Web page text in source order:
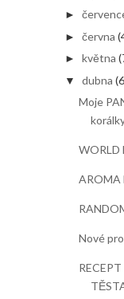
►
► června
► května
▼ dubna
Moje
WORLD
AROMA
Nové